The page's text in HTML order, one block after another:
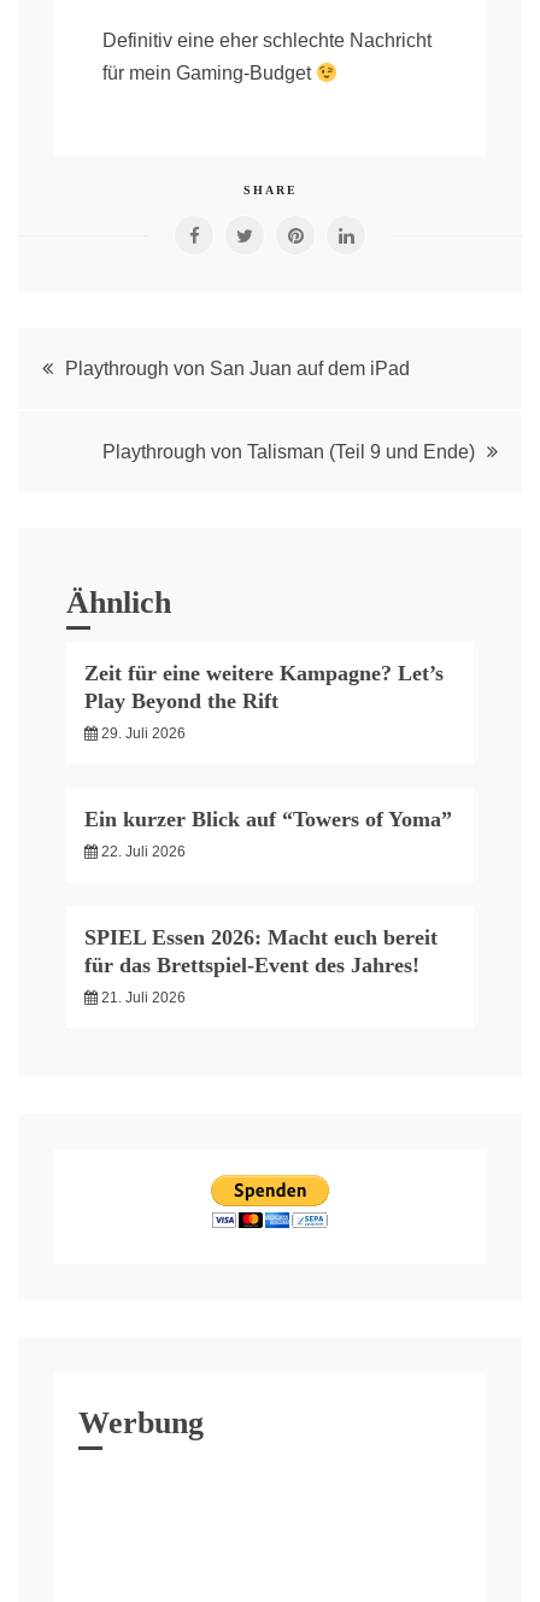
Definitiv eine eher schlechte Nachricht
für mein Gaming-Budget
SHARE
PostPlaythrough von San Juan auf dem iPad
Playthrough von Talisman (Teil 9 und Ende)
Ähnlich
Zeit für eine weitere Kampagne? Let’s
Play Beyond the Rift
29. Juli 2026
Ein kurzer Blick auf “Towers of Yoma”
22. Juli 2026
SPIEL Essen 2026: Macht euch bereit
für das Brettspiel-Event des Jahres!
21. Juli 2026
Werbung